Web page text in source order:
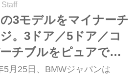
3モデルをマイナーチ
。3ドア／5ドア／コ
チブルをピュアで個
デザインに
5月25日、BMWジャパンは